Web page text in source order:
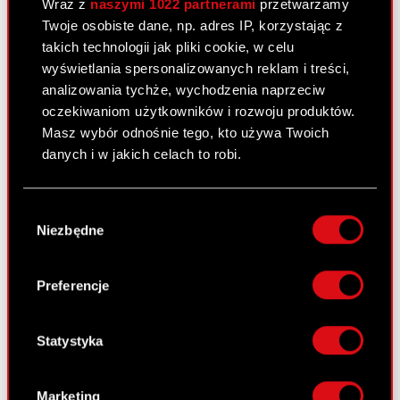
Wraz z naszymi 1022 partnerami przetwarzamy
Twoje osobiste dane, np. adres IP, korzystając z
takich technologii jak pliki cookie, w celu
wyświetlania spersonalizowanych reklam i treści,
analizowania tychże, wychodzenia naprzeciw
oczekiwaniom użytkowników i rozwoju produktów.
Masz wybór odnośnie tego, kto używa Twoich
danych i w jakich celach to robi.
lokalizacji geograficznej z dokładnością nawet
Identyfikować Twoje urządzenie, aktywnie
analizując charakteryzującego je zbiory
palca)
osobiste dane są przetwarzane oraz ustaw własne
zgody
Niezbędne
Preferencje
Statystyka
Marketing
CD Projekt RED za okres od 1 stycznia
2012 r. do 30 czerwca 2012 r.
Raport bieżący nr 22/2012
26 czerwca 2012
Akcjonariusze posiadający co najmniej
5% głosów na Zwyczajnym Walnym
PDF
Uchwały podjęte przez Zwyczajne Walne
Zgromadzenie Akcjonariuszy Spółki
PDF